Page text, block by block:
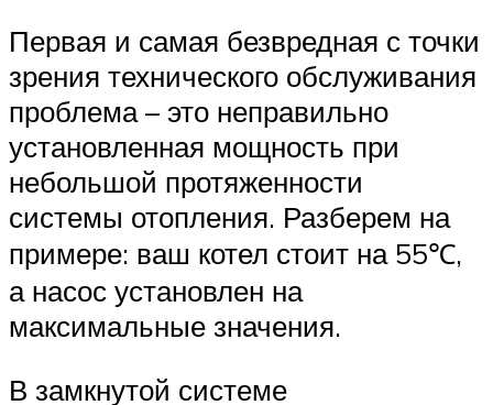
Первая и самая безвредная с точки
зрения технического обслуживания
проблема – это неправильно
установленная мощность при
небольшой протяженности
системы отопления. Разберем на
примере: ваш котел стоит на 55℃,
а насос установлен на
максимальные значения.
В замкнутой системе